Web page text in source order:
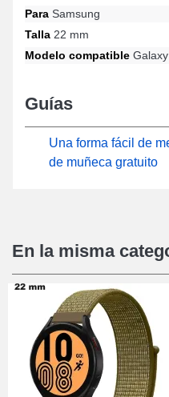
Con su conexión universal,
Samsung coincide
Para Samsung
Talla 22 mm
Modelo compatible
Guías
Una forma fácil de
de muñeca gratuito
En la misma